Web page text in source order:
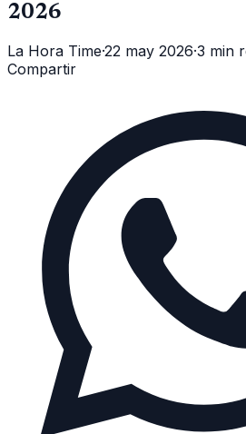
2026
La Hora Time·22 may 2026·3 min
Compartir